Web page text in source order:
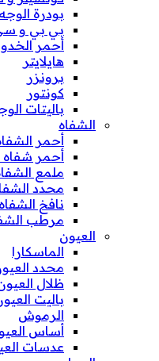
بودرة الوجه
بي بي و
أحمر
هايلايتر
برونزر
كونتور
باليتات
الشفاه
أحمر
أحمر
ملمع
محدد
نافخ الشفاه
مرطب
العيون
الماسكارا
محدد
ظلال
باليت
الرموش
أساس
عدسات